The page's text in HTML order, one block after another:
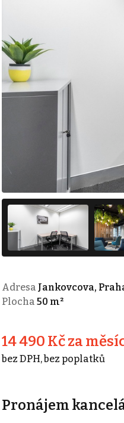
Adresa Jankovcova,
Plocha 50 m²
14 490 Kč za
bez DPH, bez poplatků
Pronájem